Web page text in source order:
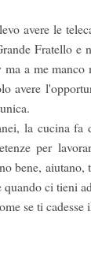
avere le
Fratello e
a me
avere
la cucina fa
per
bene, aiutano,
ci tieni
se ti cadesse